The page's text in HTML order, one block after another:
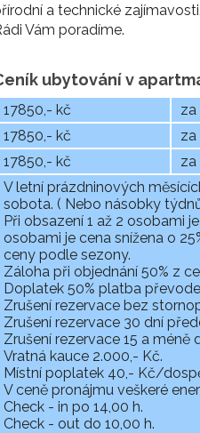
a technické
Vám poradíme.
ubytování v
17850,- kč
za
17850,- kč
za
17850,- kč
za
V letní prázdninových
sobota. ( Nebo násobky
Při obsazení 1 až 2 osobami
osobami je cena snížena o
ceny podle sezony.
Záloha při objednání 50% z
Doplatek 50% platba
Zrušení rezervace bez
Zrušení rezervace 30 dní
Zrušení rezervace 15 a
Vratná kauce 2.000,- Kč.
Místní poplatek 40,- Kč/
V ceně pronájmu veškeré
Check - in po 14,00 h.
Check - out do 10,00 h.